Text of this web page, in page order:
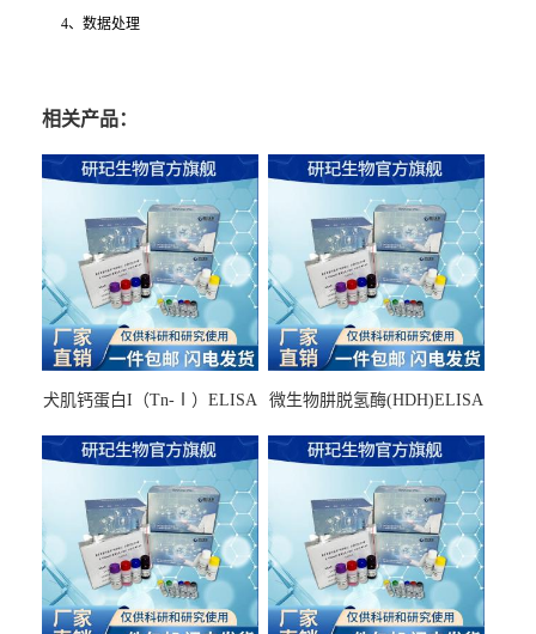
4、数据处理
相关产品：
犬肌钙蛋白I（Tn-Ⅰ）ELISA
微生物肼脱氢酶(HDH)ELISA